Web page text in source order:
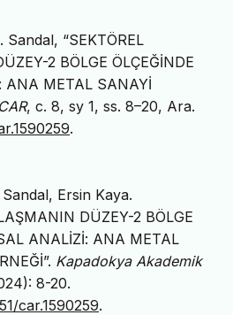
Sandal, “SEKTÖREL
2 BÖLGE ÖLÇEĞİNDE
ANA METAL SANAYİ
CAR, c. 8, sy 1, ss. 8–20, Ara.
.
Ersin Kaya.
DÜZEY-2 BÖLGE
ANALİZİ: ANA METAL
Kapadokya Akademik
8-20.
car.1590259.